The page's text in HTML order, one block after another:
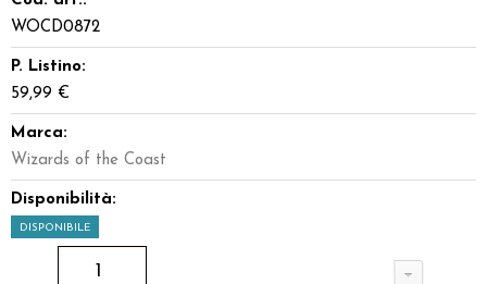
WOCD0872
P. Listino:
59,99 €
Marca:
Wizards of the Coast
Disponibilità:
DISPONIBILE